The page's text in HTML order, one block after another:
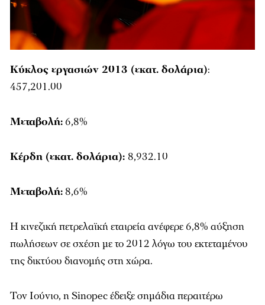
Κύκλος εργασιών 2013 (εκατ. δολάρια):
457,201.00
Μεταβολή: 6,8%
Κέρδη (εκατ. δολάρια): 8,932.10
Μεταβολή: 8,6%
Η κινεζική πετρελαϊκή εταιρεία ανέφερε 6,8% αύξηση
πωλήσεων σε σχέση με το 2012 λόγω του εκτεταμένου
της δικτύου διανομής στη χώρα.
Τον Ιούνιο, η Sinopec έδειξε σημάδια περαιτέρω